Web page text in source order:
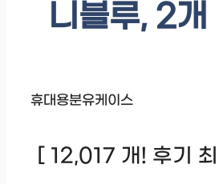
니블루, 2개
휴대용분유케이스
[ 12,017 개! 후기 최